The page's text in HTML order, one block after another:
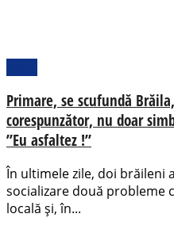
Primare, se scufundă
corespunzător, nu doar
”Eu asfaltez !”
În ultimele zile, doi brăileni
socializare două probleme
locală și, în...